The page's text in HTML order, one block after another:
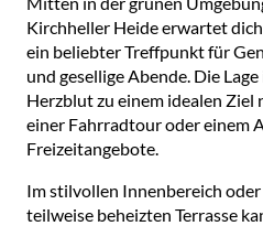
Kirchheller Heide erwartet
ein beliebter Treffpunkt für
und gesellige Abende. Die
Herzblut zu einem idealen Ziel
einer Fahrradtour oder einem
Freizeitangebote.
Im stilvollen Innenbereich
teilweise beheizten Terrasse